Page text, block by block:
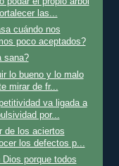
las...
cuándo nos
poco aceptados?
sana?
lo bueno y lo malo
mirar de fr...
va ligada a
por...
de los aciertos
los defectos p...
Dios porque todos